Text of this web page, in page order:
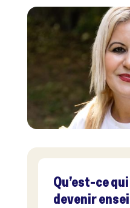
Qu’est-ce
devenir